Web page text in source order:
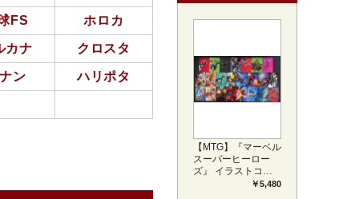
FS ホロカ
カナ クロスタ
ン ハリポタ
【MTG】『マーベル
スーパーヒーロー
ズ』 イラストコレ
クション 54種コン
￥5,480